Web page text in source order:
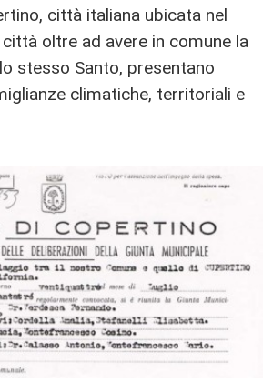
città italiana ubicata nel
oltre ad avere in comune la
stesso Santo, presentano
climatiche, territoriali e